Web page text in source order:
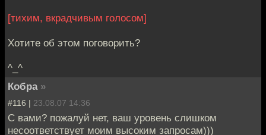
[тихим, вкрадчивым голосом]
Хотите об этом поговорить?
^_^
Кобра »
#116 | 23.08.07 14:36
С вами? пожалуй нет, ваш уровень слишком
несоответствует моим высоким запросам)))